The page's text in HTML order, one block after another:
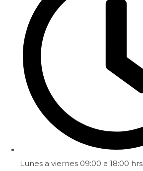
Lunes a viernes 09:00 a 18:00 hrs